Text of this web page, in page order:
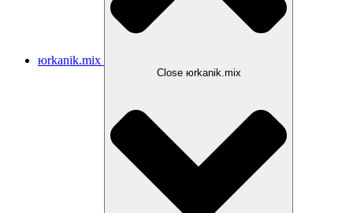
юrkanik.mix
Close юrkanik.mix